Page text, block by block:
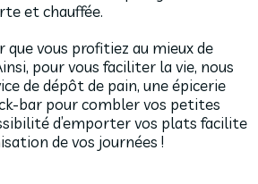
et chauffée.
que vous profitiez au mieux de
pour vous faciliter la vie, nous
de dépôt de pain, une épicerie
bar pour combler vos petites
d’emporter vos plats facilite
de vos journées !